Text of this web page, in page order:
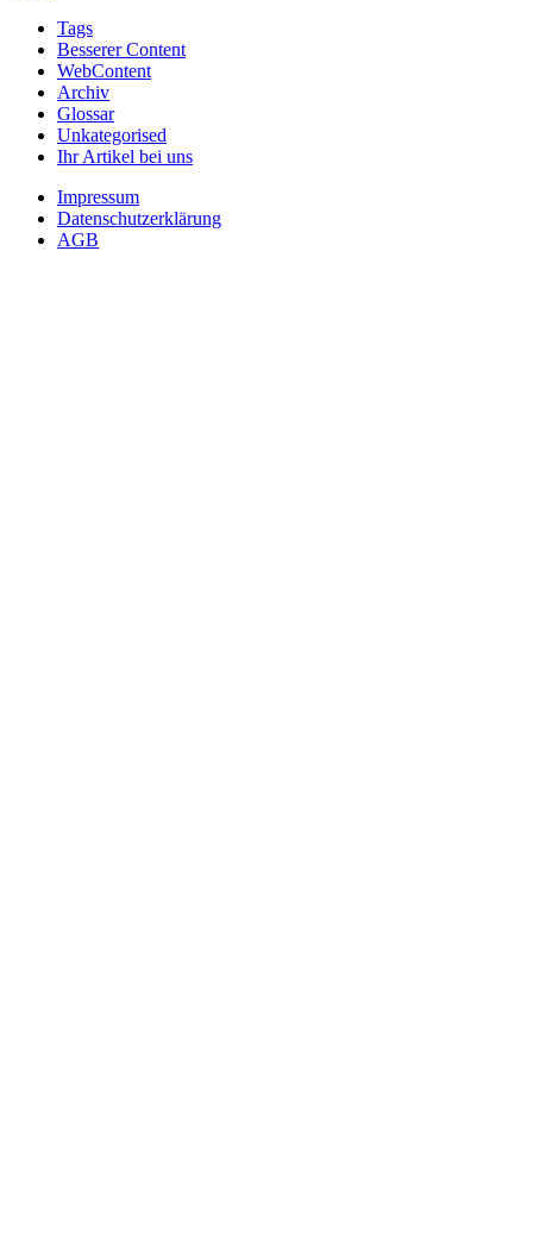
Tags
Besserer Content
WebContent
Archiv
Glossar
Unkategorised
Ihr Artikel bei uns
Impressum
Datenschutzerklärung
AGB